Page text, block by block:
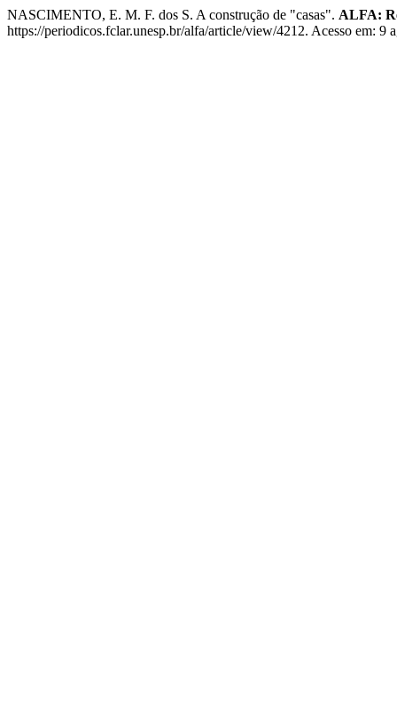
NASCIMENTO, E. M. F. dos S. A construção de "casas". ALFA:
https://periodicos.fclar.unesp.br/alfa/article/view/4212. Acesso em: 9